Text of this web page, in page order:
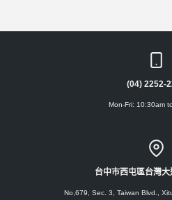
(04) 2252-
Mon-Fri: 10:30am
台中市西屯區台灣
No,679, Sec. 3, Taiwan Blvd.,